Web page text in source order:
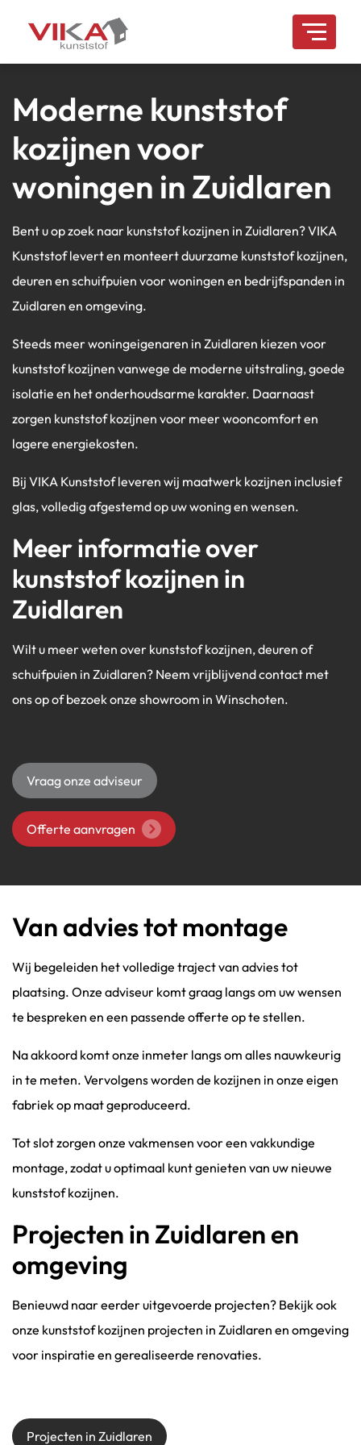
Moderne kunststof
kozijnen voor
woningen in Zuidlaren
Bent u op zoek naar kunststof kozijnen in Zuidlaren? VIKA
Kunststof levert en monteert duurzame kunststof kozijnen,
deuren en schuifpuien voor woningen en bedrijfspanden in
Zuidlaren en omgeving.
Steeds meer woningeigenaren in Zuidlaren kiezen voor
kunststof kozijnen vanwege de moderne uitstraling, goede
isolatie en het onderhoudsarme karakter. Daarnaast
zorgen kunststof kozijnen voor meer wooncomfort en
lagere energiekosten.
Bij VIKA Kunststof leveren wij maatwerk kozijnen inclusief
glas, volledig afgestemd op uw woning en wensen.
Meer informatie over
kunststof kozijnen in
Zuidlaren
Wilt u meer weten over kunststof kozijnen, deuren of
schuifpuien in Zuidlaren? Neem vrijblijvend contact met
ons op of bezoek onze showroom in Winschoten.
Vraag onze adviseur
Offerte aanvragen
Van advies tot montage
Wij begeleiden het volledige traject van advies tot
plaatsing. Onze adviseur komt graag langs om uw wensen
te bespreken en een passende offerte op te stellen.
Na akkoord komt onze inmeter langs om alles nauwkeurig
in te meten. Vervolgens worden de kozijnen in onze eigen
fabriek op maat geproduceerd.
Tot slot zorgen onze vakmensen voor een vakkundige
montage, zodat u optimaal kunt genieten van uw nieuwe
kunststof kozijnen.
Projecten in Zuidlaren en
omgeving
Benieuwd naar eerder uitgevoerde projecten? Bekijk ook
onze kunststof kozijnen projecten in Zuidlaren en omgeving
voor inspiratie en gerealiseerde renovaties.
Projecten in Zuidlaren